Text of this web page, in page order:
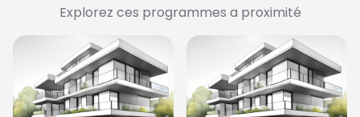
Explorez ces programmes a proximité